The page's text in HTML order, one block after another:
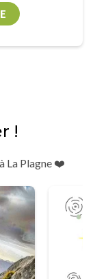
!
La Plagne ❤️